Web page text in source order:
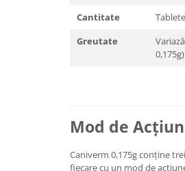
Cantitate
Greutate
0,175g)
Mod de
Caniverm 0,175g conține
fiecare cu un mod de